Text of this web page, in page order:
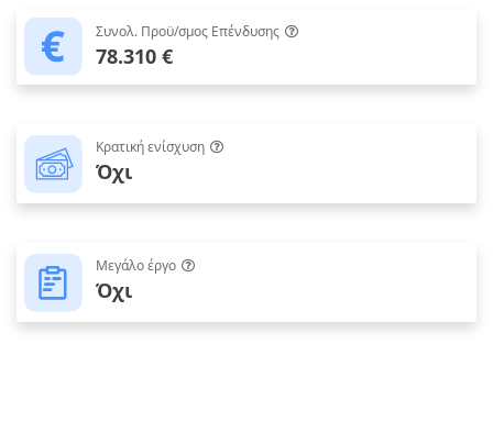
Συνολ. Προϋ/σμος Επένδυσης
78.310 €
Κρατική ενίσχυση
Όχι
Μεγάλο έργο
Όχι